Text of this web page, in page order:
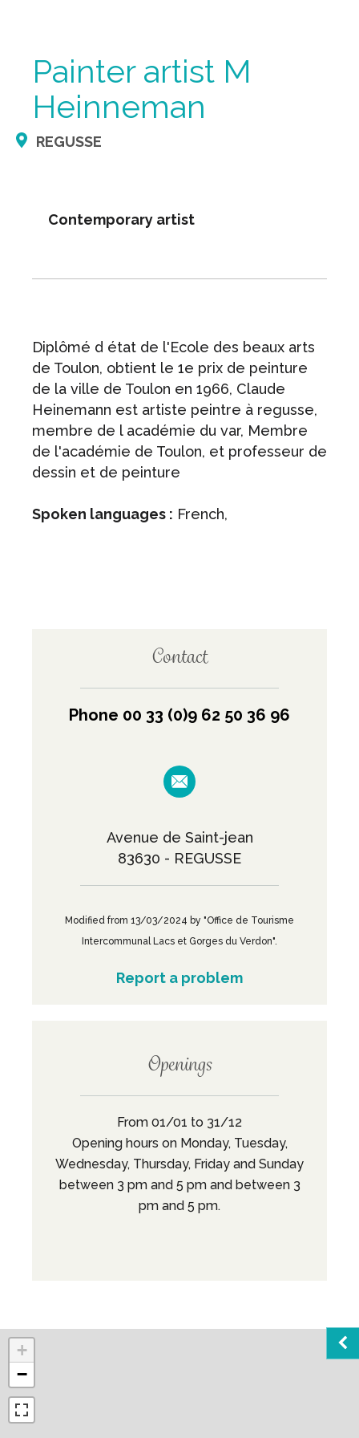
Painter artist M
Heinneman
REGUSSE
Contemporary artist
Diplômé d état de l'Ecole des beaux arts
de Toulon, obtient le 1e prix de peinture
de la ville de Toulon en 1966, Claude
Heinemann est artiste peintre à regusse,
membre de l académie du var, Membre
de l'académie de Toulon, et professeur de
dessin et de peinture
Spoken languages : French,
Contact
Phone 00 33 (0)9 62 50 36 96
Avenue de Saint-jean
83630 - REGUSSE
Modified from 13/03/2024 by "Office de Tourisme
Intercommunal Lacs et Gorges du Verdon".
Report a problem
Openings
From 01/01 to 31/12
Opening hours on Monday, Tuesday,
Wednesday, Thursday, Friday and Sunday
between 3 pm and 5 pm and between 3
pm and 5 pm.
+
−